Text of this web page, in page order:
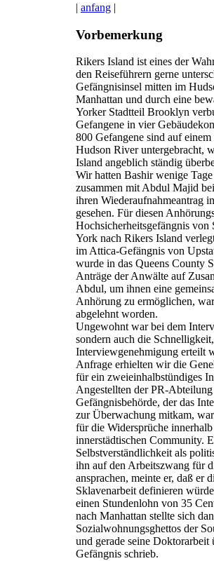
| anfang |
Vorbemerkung
Rikers Island ist eines der
den Reiseführern gerne
Gefängnisinsel mitten im
Manhattan und durch eine
Yorker Stadtteil Brooklyn
Gefangene in vier
800 Gefangene sind auf
Hudson River untergebracht,
Island angeblich ständig
Wir hatten Bashir wenige
zusammen mit Abdul Majid
ihren Wiederaufnahmeantrag
gesehen. Für diesen
Hochsicherheitsgefängnis
York nach Rikers Island
im Attica-Gefängnis von
wurde in das Queens County
Anträge der Anwälte auf
Abdul, um ihnen eine
Anhörung zu ermöglichen,
abgelehnt worden.
Ungewohnt war bei dem
sondern auch die
Interviewgenehmigung erteilt
Anfrage erhielten wir die
für ein zweieinhalbstündiges
Angestellten der PR-
Gefängnisbehörde, der das
zur Überwachung mitkam,
für die Widersprüche
innerstädtischen Community.
Selbstverständlichkeit als
ihn auf den Arbeitszwang für
ansprachen, meinte er, daß er
Sklavenarbeit definieren
einen Stundenlohn von 35
nach Manhattan stellte sich
Sozialwohnungsghettos der
und gerade seine
Gefängnis schrieb.